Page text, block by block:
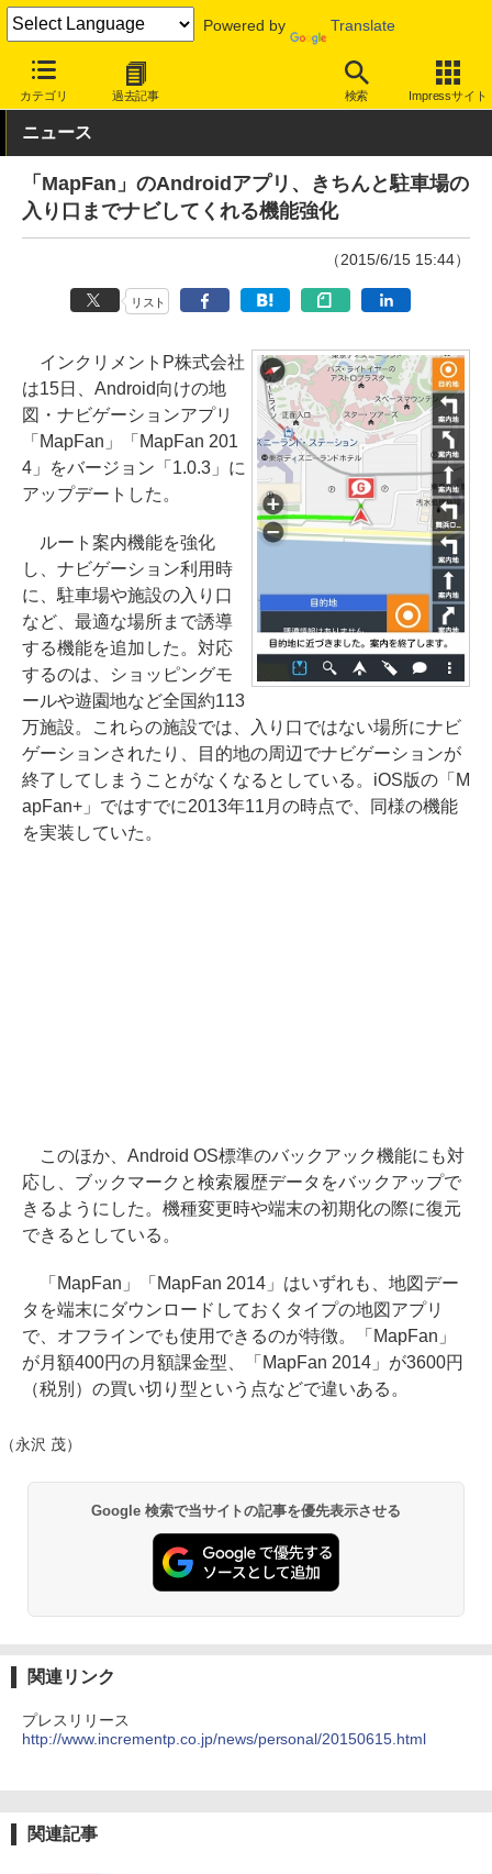
Powered by Translate
カテゴリ 過去記事 検索 Impressサイト
INTERNET Watch トピック
ニュース
「MapFan」のAndroidアプリ、きちんと駐車場の
入り口までナビしてくれる機能強化
（2015/6/15 15:44）
リスト
インクリメントP株式会社
は15日、Android向けの地
図・ナビゲーションアプリ
「MapFan」「MapFan 201
4」をバージョン「1.0.3」に
アップデートした。
ルート案内機能を強化
し、ナビゲーション利用時
に、駐車場や施設の入り口
など、最適な場所まで誘導
する機能を追加した。対応
するのは、ショッピングモ
ールや遊園地など全国約113
万施設。これらの施設では、入り口ではない場所にナビ
ゲーションされたり、目的地の周辺でナビゲーションが
終了してしまうことがなくなるとしている。iOS版の「M
apFan+」ではすでに2013年11月の時点で、同様の機能
を実装していた。
このほか、Android OS標準のバックアック機能にも対
応し、ブックマークと検索履歴データをバックアップで
きるようにした。機種変更時や端末の初期化の際に復元
できるとしている。
「MapFan」「MapFan 2014」はいずれも、地図デー
タを端末にダウンロードしておくタイプの地図アプリ
で、オフラインでも使用できるのが特徴。「MapFan」
が月額400円の月額課金型、「MapFan 2014」が3600円
（税別）の買い切り型という点などで違いある。
（永沢 茂）
Google 検索で当サイトの記事を優先表示させる
関連リンク
プレスリリース
http://www.incrementp.co.jp/news/personal/20150615.html
関連記事